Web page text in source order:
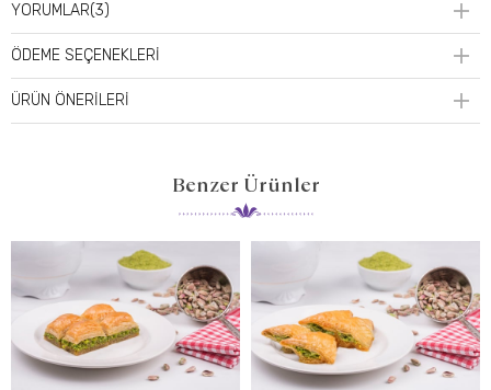
YORUMLAR(3)
ÖDEME SEÇENEKLERI
ÜRÜN ÖNERILERI
Benzer Ürünler